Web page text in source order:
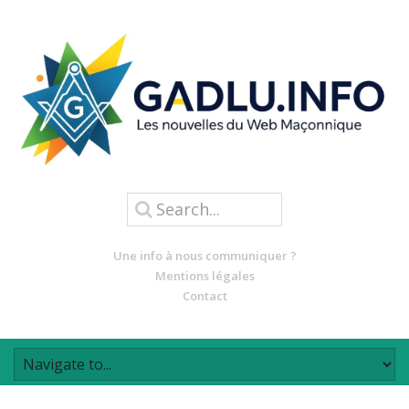
Une info à nous communiquer ?
Mentions légales
Contact